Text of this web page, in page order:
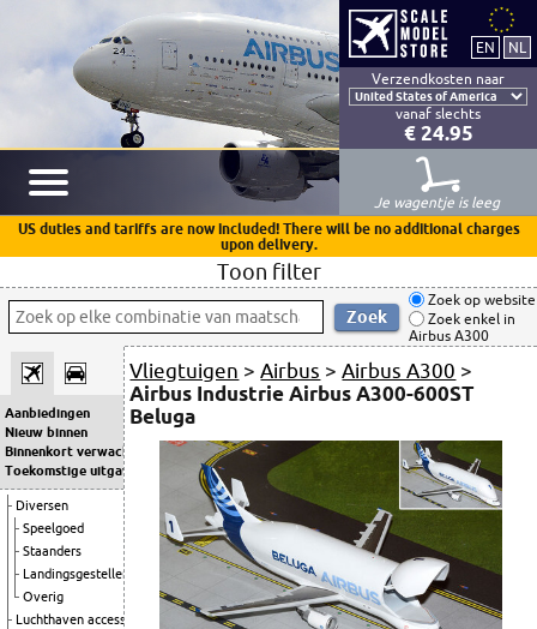
Verzendkosten naar
vanaf slechts
€ 24.95
Je wagentje is leeg
US duties and tariffs are now included! There will be no additional charges
upon delivery.
Toon filter
Zoek op website
Zoek enkel in
Airbus A300
Aanbiedingen
Nieuw binnen
Binnenkort verwacht
Toekomstige uitgaven
Diversen
Speelgoed
Staanders
Landingsgestellen
Overig
Luchthaven accessoires
Vliegtuigen >Airbus >Airbus A300 >
Airbus Industrie Airbus A300-600ST
Beluga